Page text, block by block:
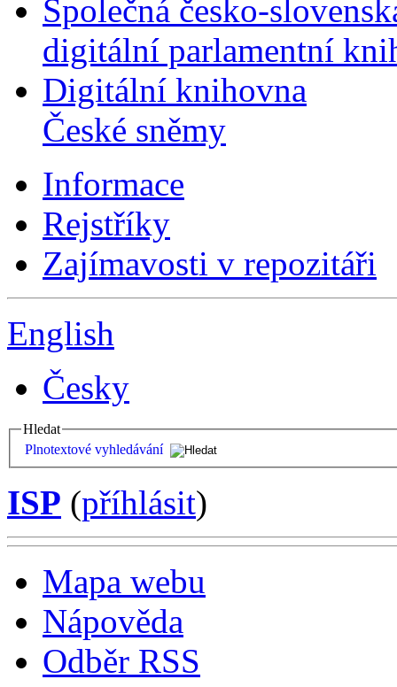
Společná česko-
digitální parlamentní
Digitální knihovna
České sněmy
Informace
Rejstříky
Zajímavosti v repozitáři
English
Česky
Hledat
Plnotextové vyhledávání
ISP (příhlásit)
Mapa webu
Nápověda
Odběr RSS